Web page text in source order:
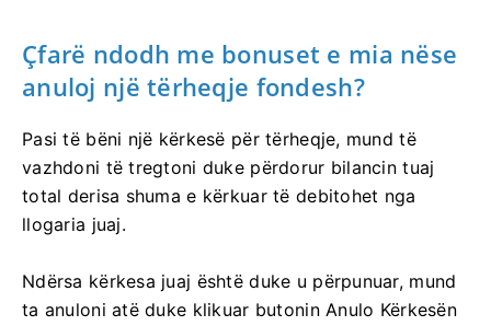
Çfarë ndodh me bonuset e mia nëse
anuloj një tërheqje fondesh?
Pasi të bëni një kërkesë për tërheqje, mund të
vazhdoni të tregtoni duke përdorur bilancin tuaj
total derisa shuma e kërkuar të debitohet nga
llogaria juaj.
Ndërsa kërkesa juaj është duke u përpunuar, mund
ta anuloni atë duke klikuar butonin Anulo Kërkesën